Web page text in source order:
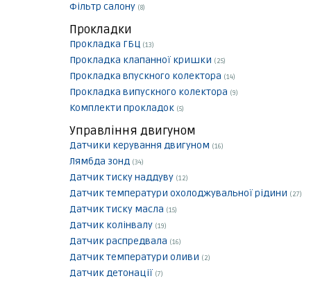
Фільтр салону (8)
Прокладки
Прокладка ГБЦ (13)
Прокладка клапанної кришки (25)
Прокладка впускного колектора (14)
Прокладка випускного колектора (9)
Комплекти прокладок (5)
Управління двигуном
Датчики керування двигуном (16)
Лямбда зонд (34)
Датчик тиску наддуву (12)
Датчик температури охолоджувальної рідини (27)
Датчик тиску масла (15)
Датчик колінвалу (19)
Датчик распредвала (16)
Датчик температури оливи (2)
Датчик детонації (7)